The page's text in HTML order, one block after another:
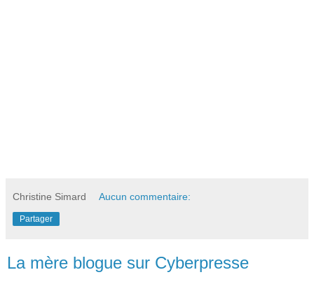
Christine Simard Aucun commentaire:
Partager
La mère blogue sur Cyberpresse